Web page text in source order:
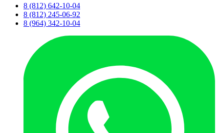
8 (812) 642-10-04
8 (812) 245-06-92
8 (964) 342-10-04